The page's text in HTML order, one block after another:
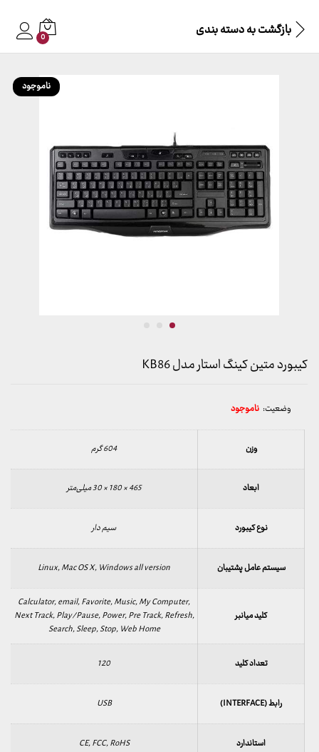
بازگشت بهدسته بندی 0
ناموجود
کیبورد متین کینگ استار مدل KB86
وضعیت: ناموجود
وزن 604 گرم
ابعاد 465 × 180 × 30 میلی‌متر
نوع کیبورد سیم دار
سیستم عامل پشتیبان Linux, Mac OS X, Windows all version
کلید میانبر
Calculator, email, Favorite, Music, My Computer,
Next Track, Play/Pause, Power, Pre Track, Refresh,
Search, Sleep, Stop, Web Home
تعداد کلید 120
رابط (INTERFACE) USB
استاندارد CE, FCC, RoHS